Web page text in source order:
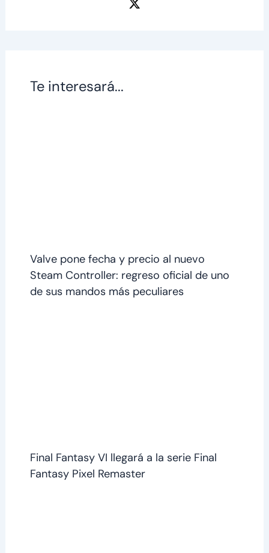
Te interesará...
Valve pone fecha y precio al nuevo
Steam Controller: regreso oficial de uno
de sus mandos más peculiares
Final Fantasy VI llegará a la serie Final
Fantasy Pixel Remaster